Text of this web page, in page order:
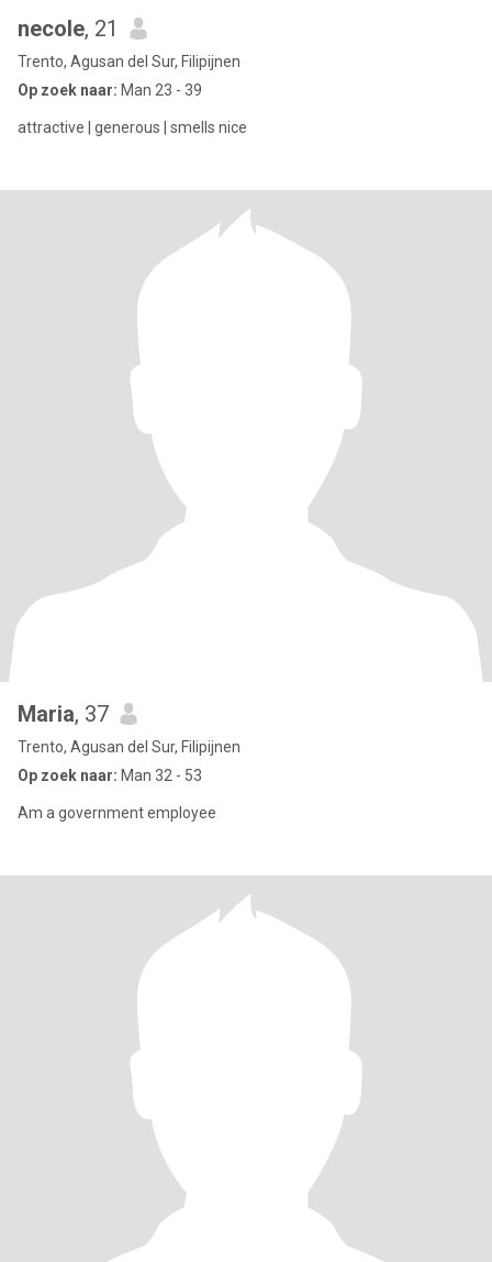
necole, 21
Trento, Agusan del Sur, Filipijnen
Op zoek naar: Man 23 - 39
attractive | generous | smells nice
Maria, 37
Trento, Agusan del Sur, Filipijnen
Op zoek naar: Man 32 - 53
Am a government employee